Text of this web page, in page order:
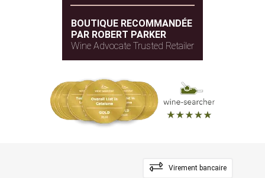
BOUTIQUE RECOMMANDÉE
PAR ROBERT PARKER
Wine Advocate Trusted Retailer
Virement bancaire